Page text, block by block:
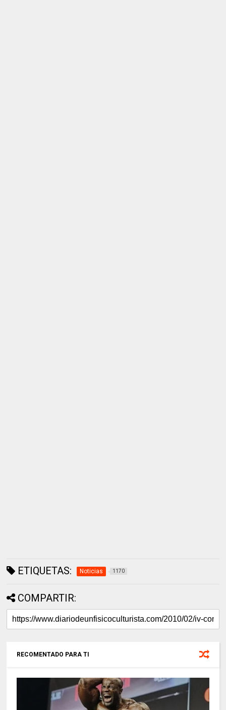
ETIQUETAS: Noticias 1170
COMPARTIR:
RECOMENTADO PARA TI